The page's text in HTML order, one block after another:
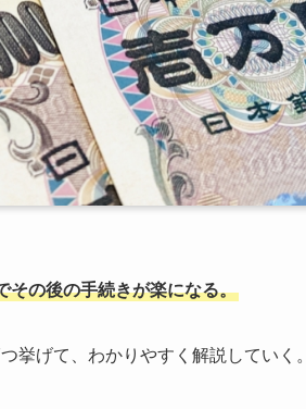
その後の手続きが楽になる。
挙げて、わかりやすく解説していく。